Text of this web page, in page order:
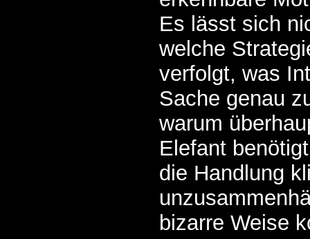
Es lässt sich
welche
verfolgt, was
Sache genau
warum
Elefant
die Handlung
bizarre Weise